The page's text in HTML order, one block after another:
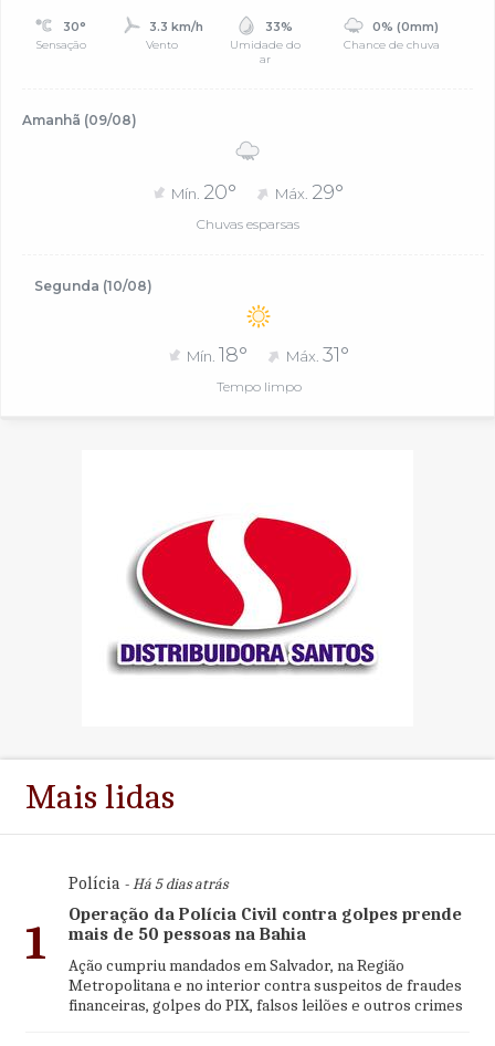
30°
Sensação
3.3 km/h
Vento
33%
Umidade do
ar
0% (0mm)
Chance de chuva
Amanhã (09/08)
Mín. 20° Máx. 29°
Chuvas esparsas
Segunda (10/08)
Mín. 18° Máx.31°
Tempo limpo
Mais lidas
1
Polícia- Há 5 dias atrás
Operação da Polícia Civil contra golpes prende
mais de 50 pessoas na Bahia
Ação cumpriu mandados em Salvador, na Região
Metropolitana e no interior contra suspeitos de fraudes
financeiras, golpes do PIX, falsos leilões e outros crimes